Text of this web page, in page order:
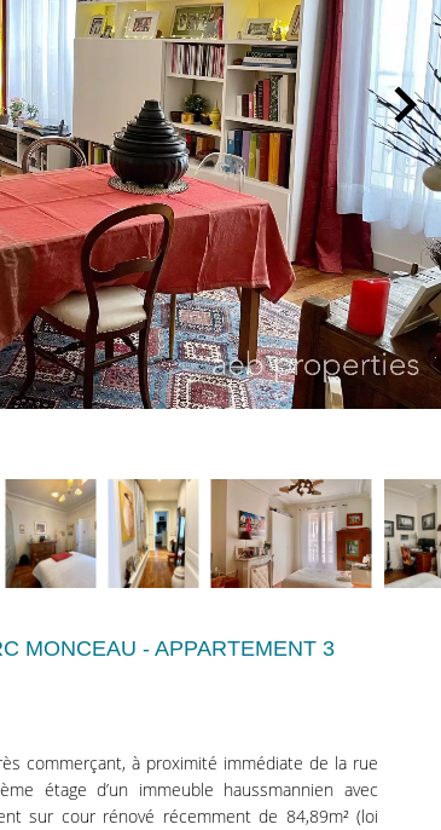
MONCEAU - APPARTEMENT 3
commerçant, à proximité immédiate de la rue
étage d’un immeuble haussmannien avec
sur cour rénové récemment de 84,89m² (loi